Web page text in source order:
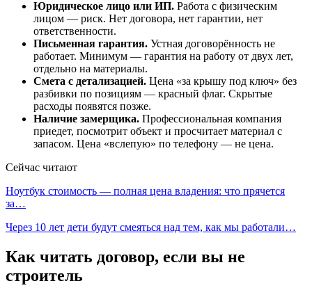
Юридическое лицо или ИП. Работа с физическим
лицом — риск. Нет договора, нет гарантии, нет
ответственности.
Письменная гарантия. Устная договорённость не
работает. Минимум — гарантия на работу от двух лет,
отдельно на материалы.
Смета с детализацией. Цена «за крышу под ключ» без
разбивки по позициям — красный флаг. Скрытые
расходы появятся позже.
Наличие замерщика. Профессиональная компания
приедет, посмотрит объект и просчитает материал с
запасом. Цена «вслепую» по телефону — не цена.
Сейчас читают
Ноутбук стоимость — полная цена владения: что прячется
за…
Через 10 лет дети будут смеяться над тем, как мы работали…
Как читать договор, если вы не
строитель